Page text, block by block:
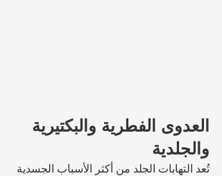
العدوى الفطرية والبكتيرية
والجلدية
تُعد التهابات الجلد من أكثر الأسباب الجسدية